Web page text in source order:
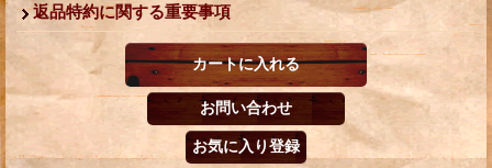
返品特約に関する重要事項